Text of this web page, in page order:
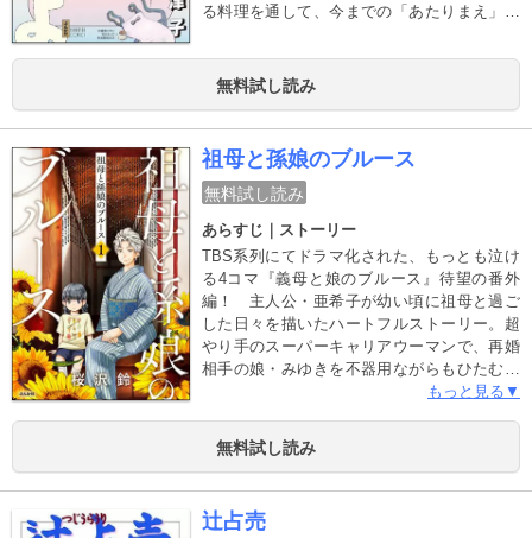
る料理を通して、今までの「あたりまえ」を
ろし漫画に加え、電子版限定で雑誌収録時の
カラーページも収録！
無料試し読み
祖母と孫娘のブルース
無料試し読み
あらすじ｜ストーリー
TBS系列にてドラマ化された、もっとも泣け
る4コマ『義母と娘のブルース』待望の番外
編！ 主人公・亜希子が幼い頃に祖母と過ご
した日々を描いたハートフルストーリー。超
やり手のスーパーキャリアウーマンで、再婚
相手の娘・みゆきを不器用ながらもひたむき
に育てた亜希子の原点がここに!? 「私の人
笹子（72）はその堅物な性格から、近所でも
嫌われ者扱いだった。そんなある日、突然7歳
もっと見る▼
無料試し読み
辻占売